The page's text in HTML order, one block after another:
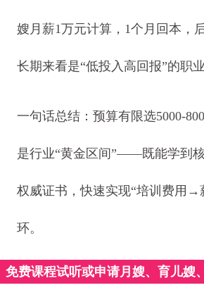
嫂月薪1万元计算，1个月回本，
长期来看是“低投入高回报”的职业
一句话总结：预算有限选5000-
是行业“黄金区间”——既能学到
权威证书，快速实现“培训费用→
环。
免费课程试听或申请月嫂、育儿嫂